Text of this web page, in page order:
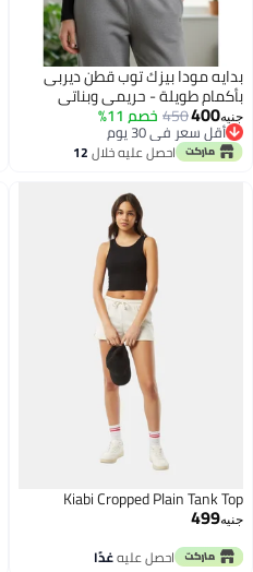
بدايه مودا بيزك توب قطن ديربى
بأكمام طويلة - حريمى وبناتى
جنيه400
450 خصم 11%
أقل سعر في 30 يوم
أقل سعر في 30 يوماحصل عليه خلال12
Kiabi Cropped Plain Tank Top
جنيه499
احصل عليهغدًا